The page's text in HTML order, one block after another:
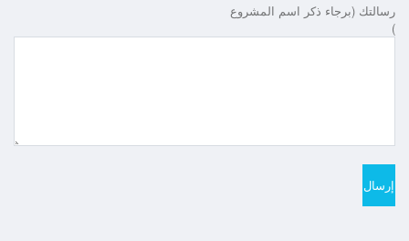
رسالتك (برجاء ذكر اسم المشروع
)